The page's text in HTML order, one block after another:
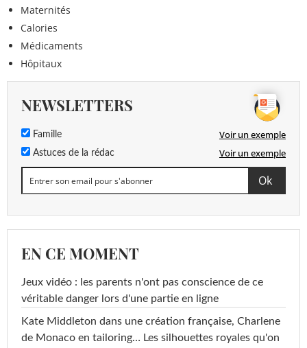
Maternités
Calories
Médicaments
Hôpitaux
NEWSLETTERS
Famille Voir un exemple
Astuces de la rédac Voir un exemple
EN CE MOMENT
Jeux vidéo : les parents n'ont pas conscience de ce
véritable danger lors d'une partie en ligne
Kate Middleton dans une création française, Charlene
de Monaco en tailoring… Les silhouettes royales qu'on